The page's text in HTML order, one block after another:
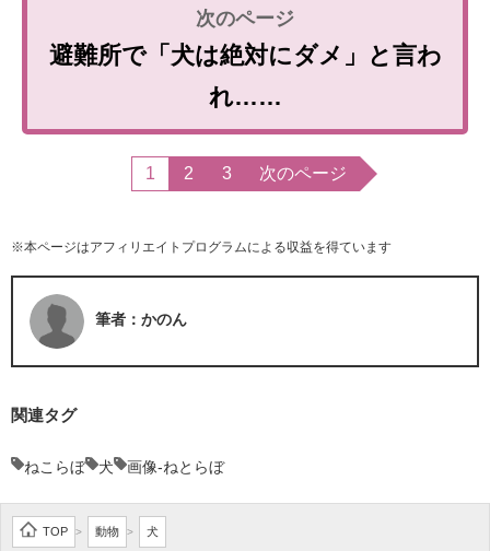
避難所で「犬は絶対にダメ」と言わ
れ……
1 2 3 次のページ
※本ページはアフィリエイトプログラムによる収益を得ています
筆者：かのん
関連タグ
ねこらぼ 犬 画像-ねとらぼ
TOP > 動物 > 犬